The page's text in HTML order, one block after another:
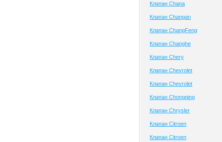
Клапан Chana
Клапан Changan
Клапан ChangFeng
Клапан Changhe
Клапан Chery
Клапан Chevrolet
Клапан Chevrolet
Клапан Chongqing
Клапан Chrysler
Клапан Citroen
Клапан Citroen